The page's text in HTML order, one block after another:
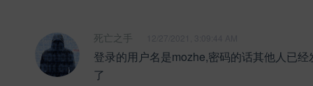
死亡之手
登录的用户名是mozhe,密码的话其他人已
了